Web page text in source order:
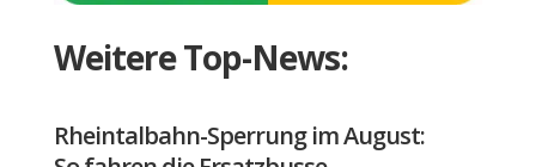
Weitere Top-News:
Rheintalbahn-Sperrung im August: